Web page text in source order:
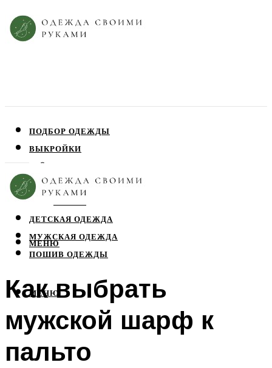
ПОДБОР ОДЕЖДЫ
ВЫКРОЙКИ
ЮБКИ
ДЕТСКАЯ ОДЕЖДА
МУЖСКАЯ ОДЕЖДА
ПОШИВ ОДЕЖДЫ
МЕНЮ
МЕНЮ
Как выбрать
мужской шарф к
пальто